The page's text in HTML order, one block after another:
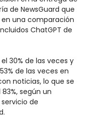
de NewsGuard que
una comparación
ChatGPT de
30% de las veces y
de las veces en
noticias, lo que se
según un
de